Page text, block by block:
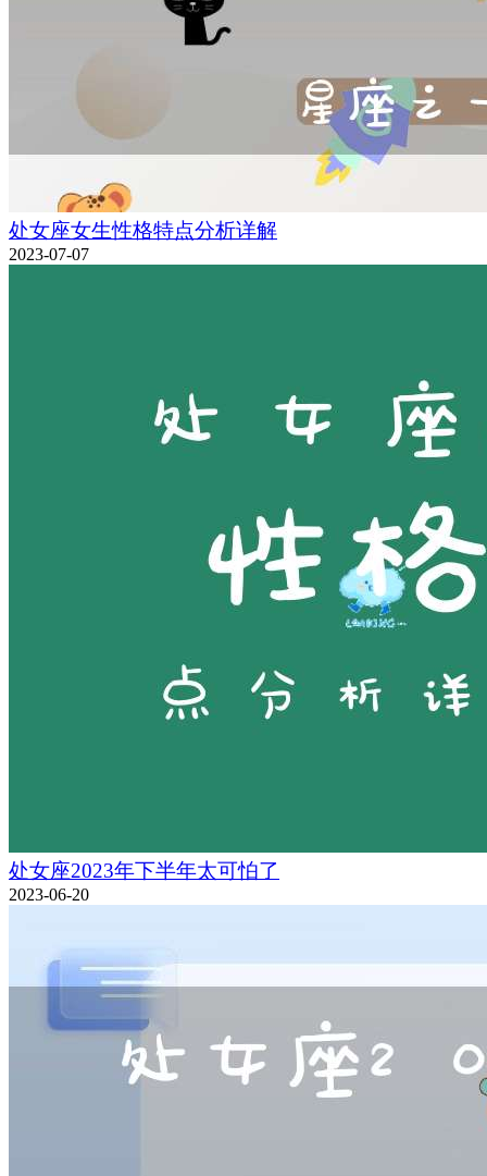
处女座女生性格特点分析详解
2023-07-07
处女座2023年下半年太可怕了
2023-06-20